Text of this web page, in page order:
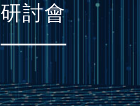
研討會